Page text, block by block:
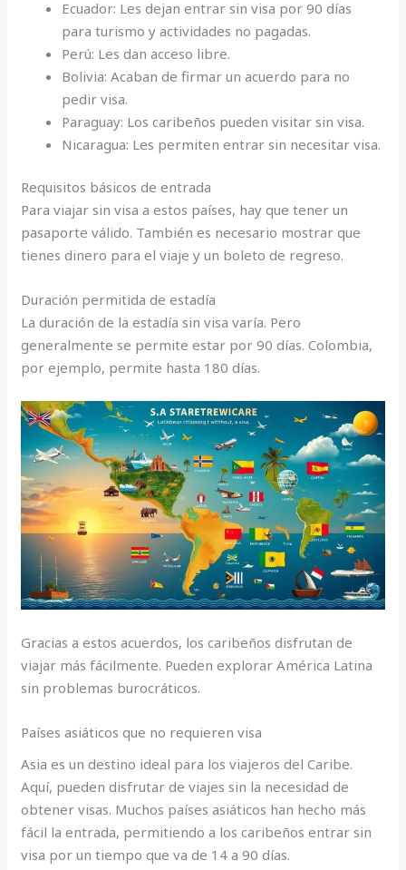
Ecuador: Les dejan entrar sin visa por 90 días
para turismo y actividades no pagadas.
Perú: Les dan acceso libre.
Bolivia: Acaban de firmar un acuerdo para no
pedir visa.
Paraguay: Los caribeños pueden visitar sin visa.
Nicaragua: Les permiten entrar sin necesitar visa.
Requisitos básicos de entrada
Para viajar sin visa a estos países, hay que tener un
pasaporte válido. También es necesario mostrar que
tienes dinero para el viaje y un boleto de regreso.
Duración permitida de estadía
La duración de la estadía sin visa varía. Pero
generalmente se permite estar por 90 días. Colombia,
por ejemplo, permite hasta 180 días.
Gracias a estos acuerdos, los caribeños disfrutan de
viajar más fácilmente. Pueden explorar América Latina
sin problemas burocráticos.
Países asiáticos que no requieren visa
Asia es un destino ideal para los viajeros del Caribe.
Aquí, pueden disfrutar de viajes sin la necesidad de
obtener visas. Muchos países asiáticos han hecho más
fácil la entrada, permitiendo a los caribeños entrar sin
visa por un tiempo que va de 14 a 90 días.